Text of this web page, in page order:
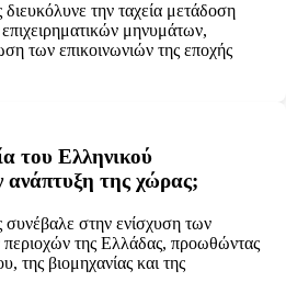
την ταχεία μετάδοση
μηνυμάτων,
των επικοινωνιών της εποχής
του Ελληνικού
ανάπτυξη της χώρας;
στην ενίσχυση των
περιοχών της Ελλάδας, προωθώντας
της βιομηχανίας και της